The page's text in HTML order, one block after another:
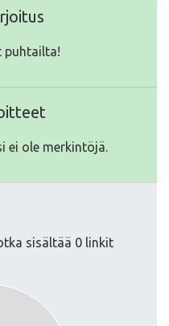
puhtailta!
ei ole merkintöjä.
sisältää 0 linkit